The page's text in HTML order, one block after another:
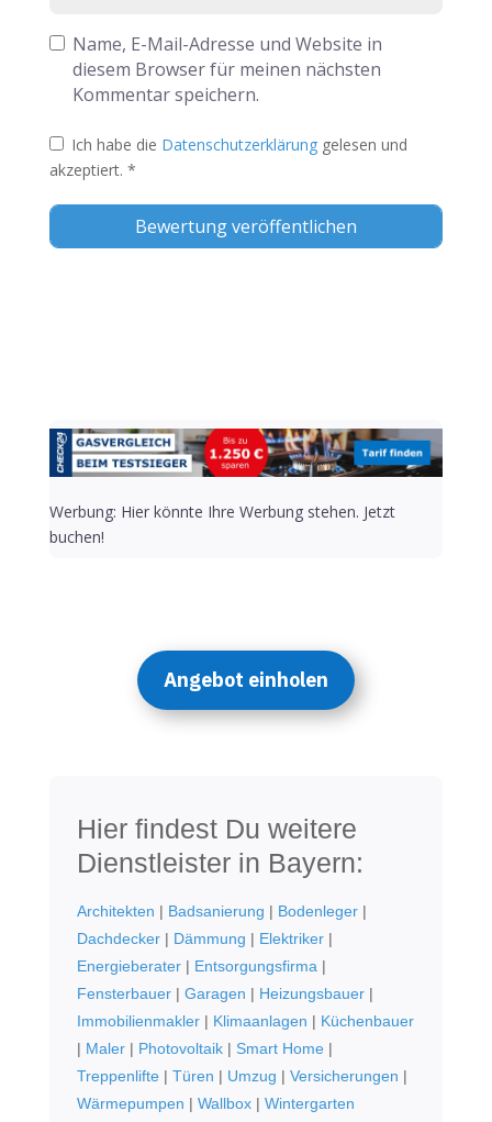
Name, E-Mail-Adresse und Website in
diesem Browser für meinen nächsten
Kommentar speichern.
Ich habe die Datenschutzerklärung gelesen und
akzeptiert. *
Werbung: Hier könnte Ihre Werbung stehen. Jetzt
buchen!
Angebot einholen
Hier findest Du weitere
Dienstleister in Bayern:
Architekten | Badsanierung | Bodenleger|
Dachdecker| Dämmung | Elektriker|
Energieberater| Entsorgungsfirma|
Fensterbauer| Garagen | Heizungsbauer|
Immobilienmakler| Klimaanlagen | Küchenbauer
| Maler| Photovoltaik| Smart Home|
Treppenlifte| Türen | Umzug | Versicherungen |
Wärmepumpen | Wallbox| Wintergarten